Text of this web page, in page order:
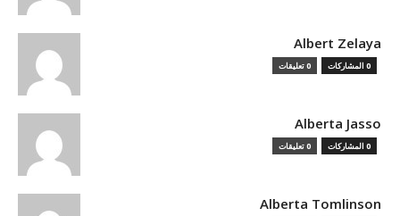
Albert Zelaya
0 المشاركات 0 تعليقات
Alberta Jasso
0 المشاركات 0 تعليقات
Alberta Tomlinson